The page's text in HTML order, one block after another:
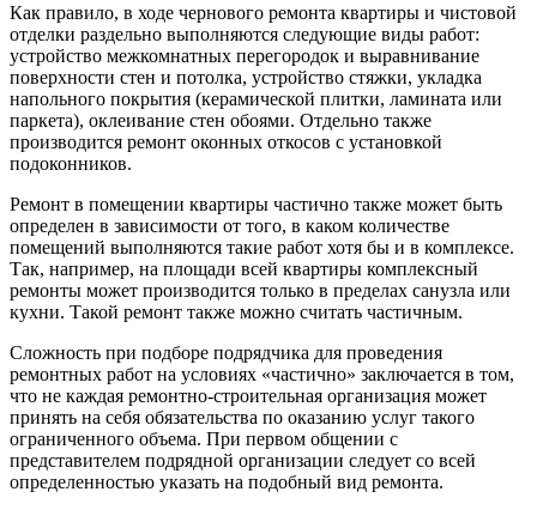
Как правило, в ходе чернового ремонта квартиры и чистовой
отделки раздельно выполняются следующие виды работ:
устройство межкомнатных перегородок и выравнивание
поверхности стен и потолка, устройство стяжки, укладка
напольного покрытия (керамической плитки, ламината или
паркета), оклеивание стен обоями. Отдельно также
производится ремонт оконных откосов с установкой
подоконников.
Ремонт в помещении квартиры частично также может быть
определен в зависимости от того, в каком количестве
помещений выполняются такие работ хотя бы и в комплексе.
Так, например, на площади всей квартиры комплексный
ремонты может производится только в пределах санузла или
кухни. Такой ремонт также можно считать частичным.
Сложность при подборе подрядчика для проведения
ремонтных работ на условиях «частично» заключается в том,
что не каждая ремонтно-строительная организация может
принять на себя обязательства по оказанию услуг такого
ограниченного объема. При первом общении с
представителем подрядной организации следует со всей
определенностью указать на подобный вид ремонта.